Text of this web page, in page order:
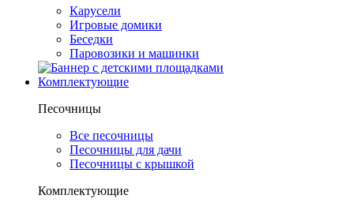
Карусели
Игровые домики
Беседки
Паровозики и машинки
Комплектующие
Песочницы
Все песочницы
Песочницы для дачи
Песочницы с крышкой
Комплектующие